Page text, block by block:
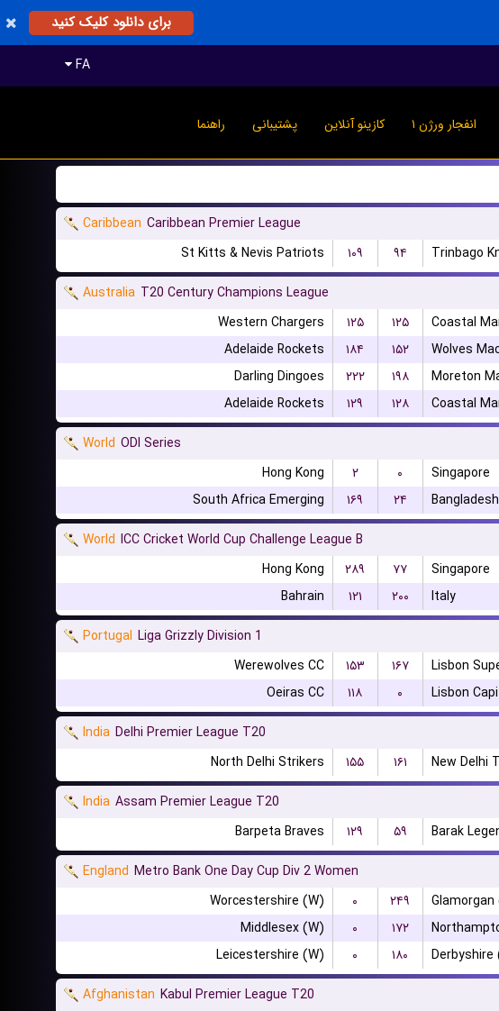
برای دانلود کلیک کنید
FA
انفجار ورژن ۱ کازینو آنلاین پشتیبانی راهنما
Caribbean Caribbean Premier League
St Kitts & Nevis Patriots
۱۰۹ ۹۴ Trinbago
Australia T20 Century Champions League
Western Chargers
۱۲۵ ۱۲۵ Coastal
Adelaide Rockets
۱۸۴ ۱۵۲ Wolves
Darling Dingoes
۲۲۲ ۱۹۸ Moreton
Adelaide Rockets
۱۲۹ ۱۲۸ Coastal
World ODI Series
Hong Kong
۲ ۰ Singapore
South Africa Emerging
۱۶۹ ۲۴
World ICC Cricket World Cup Challenge League B
Hong Kong
۲۸۹ ۷۷ Singapore
Bahrain
۱۲۱ ۲۰۰ Italy
Portugal Liga Grizzly Division 1
Werewolves CC
۱۵۳ ۱۶۷ Lisbon
Oeiras CC
۱۱۸ ۰ Lisbon
India Delhi Premier League T20
North Delhi Strikers
۱۵۵ ۱۶۱ New Delhi
India Assam Premier League T20
Barpeta Braves
۱۲۹ ۵۹ Barak
England Metro Bank One Day Cup Div 2 Women
Worcestershire (W)
۰ ۲۴۹ Glamorgan
Middlesex (W)
۰ ۱۷۲
Leicestershire (W)
۰ ۱۸۰ Derbyshire
Afghanistan Kabul Premier League T20